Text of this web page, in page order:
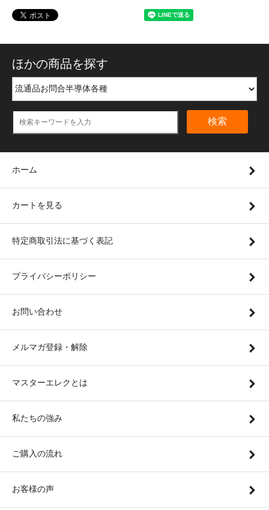
ほかの商品を探す
検索
ホーム
カートを見る
特定商取引法に基づく表記
プライバシーポリシー
お問い合わせ
メルマガ登録・解除
マスターエレクとは
私たちの強み
ご購入の流れ
お客様の声